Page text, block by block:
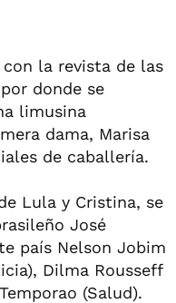
la revista de las
donde se
limusina
dama, Marisa
de caballería.
Lula y Cristina, se
José
país Nelson Jobim
Dilma Rousseff
(Salud).